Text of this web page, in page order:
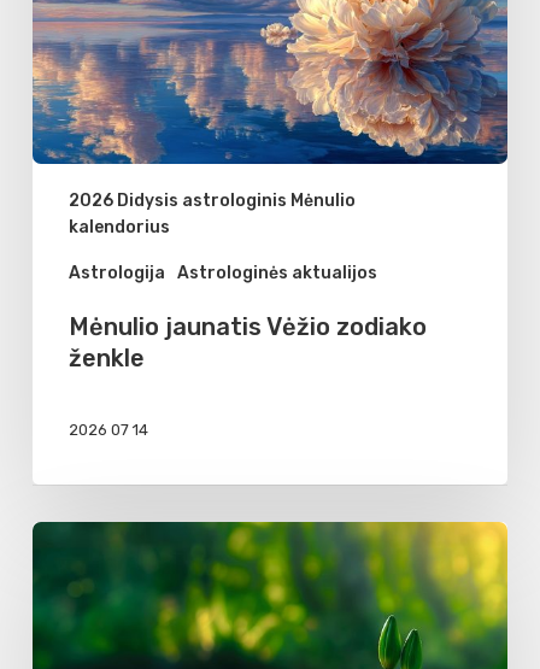
2026 Didysis astrologinis Mėnulio
kalendorius
Astrologija Astrologinės aktualijos
ženkle
Mėnulio jaunatis Vėžio zodiako
ženkle
2026 07 14
ASTROLOGINĖ
PROGNOZĖ